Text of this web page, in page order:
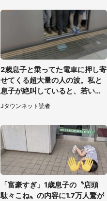
2歳息子と乗ってた電車に押し寄
せてくる超大量の人の波。私と
息子が絶叫していると、若いカ
ップルの乗客が...（東京都・60
代女性）
Jタウンネット読者
「富豪すぎ」1歳息子の〝店頭
駄々こね〟の内容に1.7万人驚が